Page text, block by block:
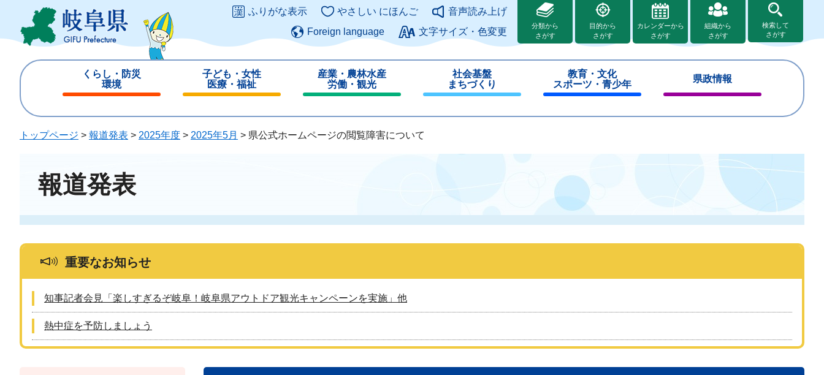
ジ
ュ
このページの本文へ
ふりがな表示 やさしい にほんご
音声読み上げ
Foreign language
文字サイズ・色変更
分類から
さがす
目的から
さがす
カレンダーから
さがす
組織から
さがす
検索して
さがす
くらし・防災
環境
じ
子ども・女性
医療・福祉
じ
る
産業・農林水産
労働・観光
じ
社会基盤
まちづくり
じ
教育・文化
スポーツ・青少年
じ
県政情報
じ
トップページ > 報道発表 > 2025年度 > 2025年5月 > 県公式ホームページの閲覧障害について
報道発表
重要なお知らせ
知事記者会見「楽しすぎるぞ岐阜！岐阜県アウトドア観光キャンペーンを実施」他
熱中症を予防しましょう